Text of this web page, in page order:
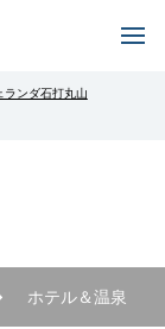
ランダ石打丸山
ホテル＆温泉